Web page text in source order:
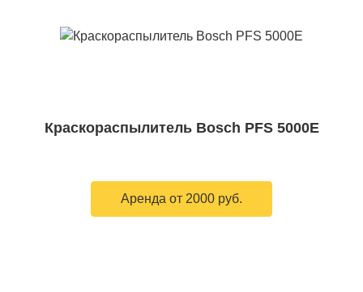
Краскораспылитель Bosch PFS 5000E
Аренда от 2000 руб.